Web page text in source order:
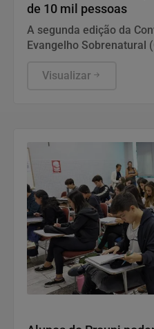
de 10 mil pessoas
A segunda edição da
Evangelho Sobrenatural
Expocentro Balneário
internacional e reunindo
Visualizar